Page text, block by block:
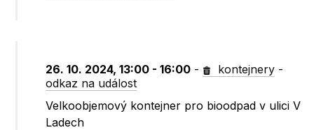
26. 10. 2024, 13:00 - 16:00 - kontejnery -
odkaz na událost
Velkoobjemový kontejner pro bioodpad v ulici V
Ladech